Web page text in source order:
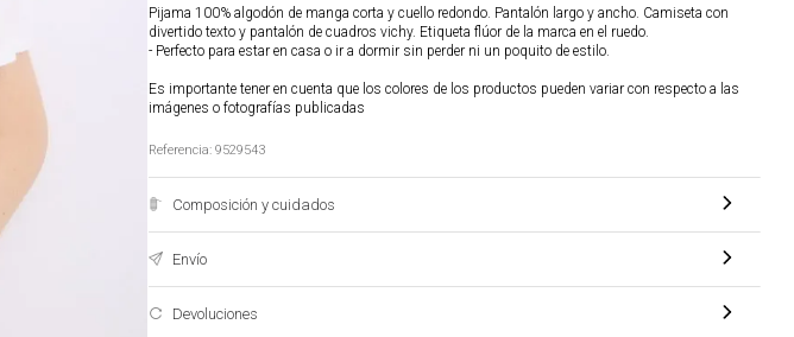
Pijama 100% algodón de manga corta y cuello redondo. Pantalón largo y ancho. Camiseta con
divertido texto y pantalón de cuadros vichy. Etiqueta flúor de la marca en el ruedo.
- Perfecto para estar en casa o ir a dormir sin perder ni un poquito de estilo.
Es importante tener en cuenta que los colores de los productos pueden variar con respecto a las
imágenes o fotografías publicadas
Referencia: 9529543
Composición y cuidados
Envío
Devoluciones